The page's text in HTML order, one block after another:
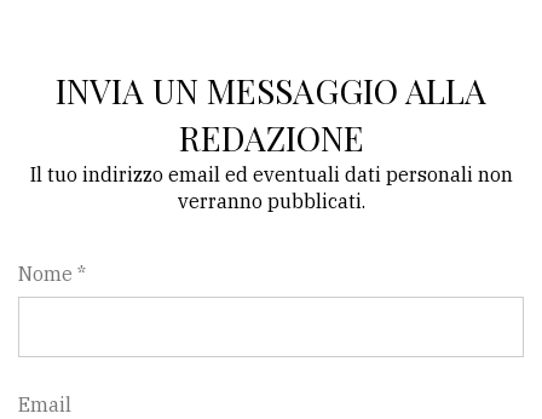
INVIA UN MESSAGGIO ALLA
REDAZIONE
Il tuo indirizzo email ed eventuali dati personali non
verranno pubblicati.
Nome *
Email